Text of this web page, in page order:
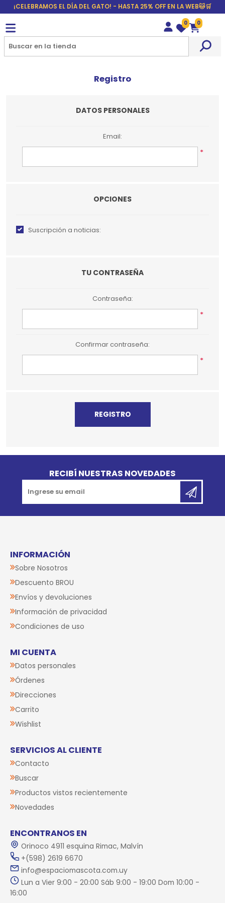
¡CELEBRAMOS EL DÍA DEL GATO! - HASTA 25% OFF EN LA WEB🐱🛒
Wishlist
0
Carrito
0
Registro
DATOS PERSONALES
Email:
*
OPCIONES
Suscripción a noticias:
TU CONTRASEÑA
Contraseña:
*
Confirmar contraseña:
*
RECIBÍ NUESTRAS NOVEDADES
INFORMACIÓN
Sobre Nosotros
Descuento BROU
Envíos y devoluciones
Información de privacidad
Condiciones de uso
MI CUENTA
Datos personales
Órdenes
Direcciones
Carrito
Wishlist
SERVICIOS AL CLIENTE
Contacto
Buscar
Productos vistos recientemente
Novedades
ENCONTRANOS EN
Orinoco 4911 esquina Rimac, Malvín
+(598) 2619 6670
info@espaciomascota.com.uy
Lun a Vier 9:00 - 20:00 Sáb 9:00 - 19:00 Dom 10:00 -
16:00